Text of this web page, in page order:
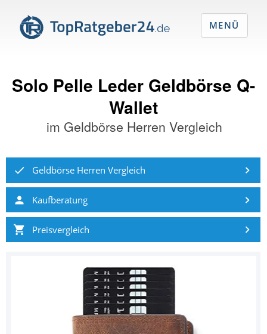
Solo Pelle Leder Geldbörse Q-
Wallet
im Geldbörse Herren Vergleich
Geldbörse Herren Vergleich
Kaufberatung
Preisvergleich
MENÜ